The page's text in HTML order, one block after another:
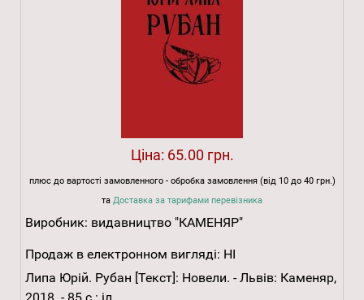
Ціна: 65.00 грн.
плюс до вартості замовленного - обробка замовлення (від 10 до 40 грн.)
та Доставка за тарифами перевізника
Виробник: видавництво "КАМЕНЯР"
Продаж в електронном вигляді: НІ
Липа Юрій. Рубан [Текст]: Новели. - Львів: Каменяр,